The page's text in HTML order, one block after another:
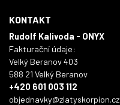
KONTAKT
Rudolf Kalivoda - ONYX
Fakturační údaje:
Velký Beranov 403
588 21 Velký Beranov
+420 601 003 112
objednavky@zlatyskorpion.cz